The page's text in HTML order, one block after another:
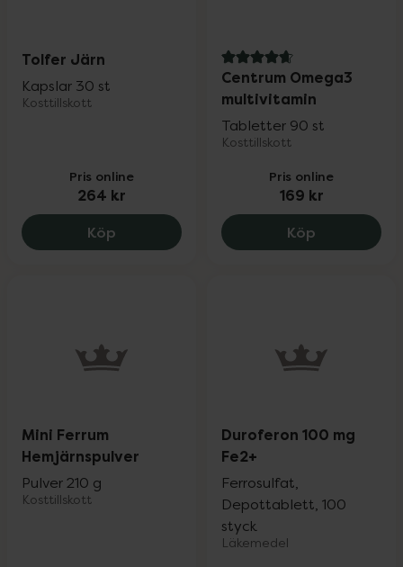
Tolfer Järn
Kapslar 30 st
Kosttillskott
Pris online
264 kr
Köp Tolfer Järn, 264 kr.
4.7 av 5 i omdöme
Centrum Omega3
multivitamin
Tabletter 90 st
Kosttillskott
Pris online
169 kr
Köp Centrum
Mini Ferrum
Hemjärnspulver
Pulver 210 g
Kosttillskott
Duroferon 100 mg
Fe2+
Ferrosulfat,
Depottablett, 100
styck
Läkemedel